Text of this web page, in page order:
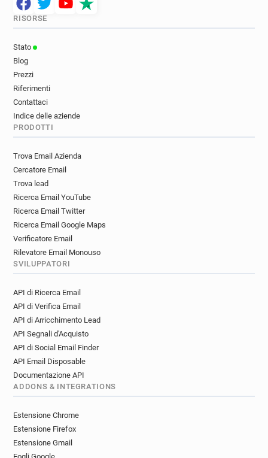
RISORSE
Stato
Blog
Prezzi
Riferimenti
Contattaci
Indice delle aziende
PRODOTTI
Trova Email Azienda
Cercatore Email
Trova lead
Ricerca Email YouTube
Ricerca Email Twitter
Ricerca Email Google Maps
Verificatore Email
Rilevatore Email Monouso
SVILUPPATORI
API di Ricerca Email
API di Verifica Email
API di Arricchimento Lead
API Segnali d'Acquisto
API di Social Email Finder
API Email Disposable
Documentazione API
ADDONS & INTEGRATIONS
Estensione Chrome
Estensione Firefox
Estensione Gmail